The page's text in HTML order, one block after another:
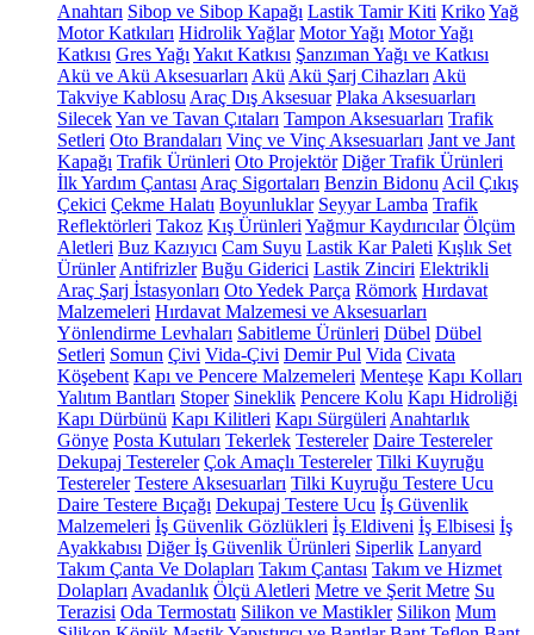
Anahtarı Sibop ve Sibop Kapağı Lastik Tamir Kiti KrikoYağ
Motor Katkıları Hidrolik Yağlar Motor Yağı Motor Yağı
Katkısı Gres Yağı Yakıt Katkısı Şanzıman Yağı ve Katkısı
Akü ve Akü Aksesuarları Akü Akü Şarj Cihazları Akü
Takviye Kablosu Araç Dış Aksesuar Plaka Aksesuarları
SilecekYan ve Tavan Çıtaları Tampon Aksesuarları Trafik
Setleri Oto Brandaları Vinç ve Vinç Aksesuarları Jant ve Jant
Kapağı Trafik Ürünleri Oto Projektör Diğer Trafik Ürünleri
İlk Yardım Çantası Araç Sigortaları Benzin Bidonu Acil Çıkış
Çekici Çekme Halatı Boyunluklar Seyyar Lamba Trafik
Reflektörleri Takoz Kış Ürünleri Yağmur Kaydırıcılar Ölçüm
Aletleri Buz Kazıyıcı Cam Suyu Lastik Kar Paleti Kışlık Set
Ürünler Antifrizler Buğu Giderici Lastik Zinciri Elektrikli
Araç Şarj İstasyonları Oto Yedek Parça Römork Hırdavat
Malzemeleri Hırdavat Malzemesi ve Aksesuarları
Yönlendirme Levhaları Sabitleme Ürünleri Dübel Dübel
Setleri Somun Çivi Vida-Çivi Demir Pul Vida Civata
Köşebent Kapı ve Pencere Malzemeleri Menteşe Kapı Kolları
Yalıtım Bantları Stoper Sineklik Pencere Kolu Kapı Hidroliği
Kapı Dürbünü Kapı Kilitleri Kapı Sürgüleri Anahtarlık
Gönye Posta Kutuları Tekerlek Testereler Daire Testereler
Dekupaj Testereler Çok Amaçlı Testereler Tilki Kuyruğu
Testereler Testere Aksesuarları Tilki Kuyruğu Testere Ucu
Daire Testere Bıçağı Dekupaj Testere Ucu İş Güvenlik
Malzemeleri İş Güvenlik Gözlükleri İş Eldiveni İş Elbisesi İş
Ayakkabısı Diğer İş Güvenlik Ürünleri Siperlik Lanyard
Takım Çanta Ve Dolapları Takım Çantası Takım ve Hizmet
Dolapları Avadanlık Ölçü Aletleri Metre ve Şerit Metre Su
Terazisi Oda Termostatı Silikon ve Mastikler Silikon Mum